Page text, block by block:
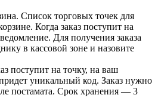
Список торговых точек для
Когда заказ поступит на
Для получения заказа
в кассовой зоне и назовите
поступит на точку, на ваш
уникальный код. Заказ нужно
постамата. Срок хранения — 3